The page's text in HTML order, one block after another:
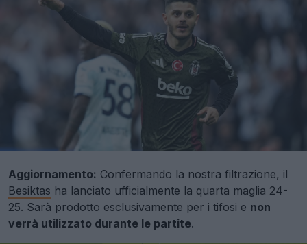
Aggiornamento: Confermando la nostra filtrazione, il
Besiktas ha lanciato ufficialmente la quarta maglia 24-
25. Sarà prodotto esclusivamente per i tifosi e non
verrà utilizzato durante le partite.